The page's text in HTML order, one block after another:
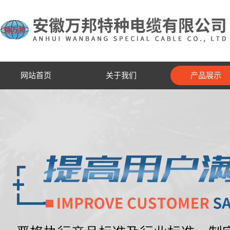
网站首页 关于我们 产品展示